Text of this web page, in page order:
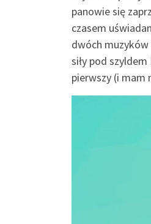
panowie się
czasem
dwóch muzyków
siły pod
pierwszy (i mam